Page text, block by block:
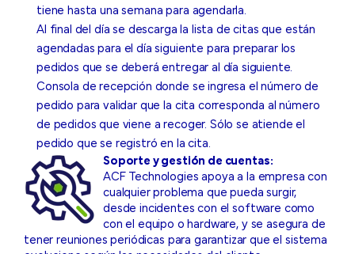
tiene hasta una semana para agendarla.
Al final del día se descarga la lista de citas que están
agendadas para el día siguiente para preparar los
pedidos que se deberá entregar al día siguiente.
Consola de recepción donde se ingresa el número de
pedido para validar que la cita corresponda al número
de pedidos que viene a recoger. Sólo se atiende el
pedido que se registró en la cita.
Soporte y gestión de cuentas:
ACF Technologies apoya a la empresa con
cualquier problema que pueda surgir,
desde incidentes con el software como
con el equipo o hardware, y se asegura de
tener reuniones periódicas para garantizar que el sistema